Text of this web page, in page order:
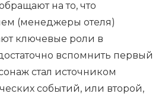
на то, что
(менеджеры отеля)
ключевые роли в
вспомнить первый
стал источником
событий, или второй,